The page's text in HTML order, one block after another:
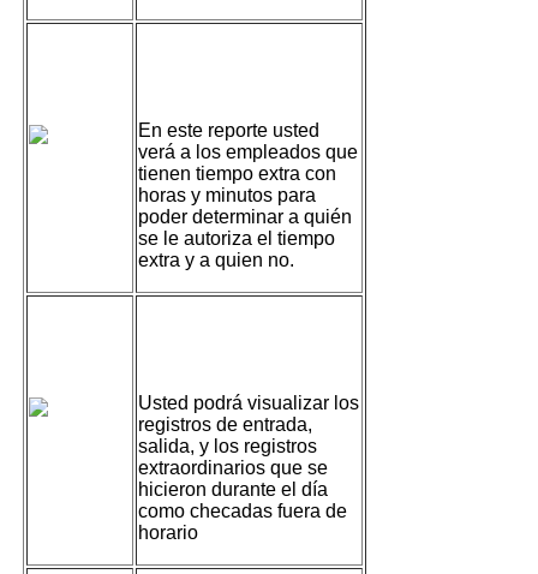
En este reporte usted
verá a los empleados que
tienen tiempo extra con
horas y minutos para
poder determinar a quién
se le autoriza el tiempo
extra y a quien no.
Usted podrá visualizar los
registros de entrada,
salida, y los registros
extraordinarios que se
hicieron durante el día
como checadas fuera de
horario